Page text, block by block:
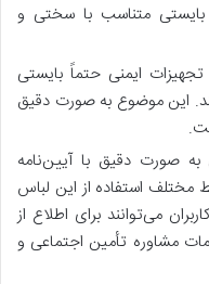
بایستی متناسب با سختی و
تجهیزات ایمنی حتماً بایستی
این موضوع به صورت دقیق
به صورت دقیق با آیین‌نامه
مختلف استفاده از این لباس
می‌توانند برای اطلاع از
مشاوره تأمین اجتماعی و